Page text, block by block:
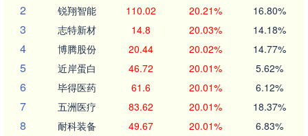
2 锐翔智能 110.02 20.21% 16.80%
3 志特新材 14.8 20.03% 14.18%
4 博腾股份 20.44 20.02% 14.77%
5 近岸蛋白 46.72 20.01% 5.62%
6 毕得医药 61.6 20.01% 6.12%
7 五洲医疗 83.62 20.01% 18.37%
8 耐科装备 49.67 20.01% 6.83%